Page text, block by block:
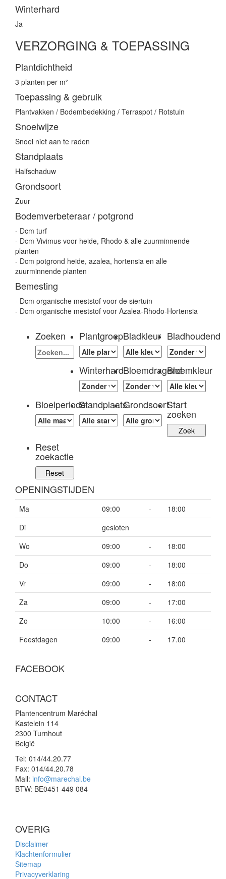
Winterhard
Ja
VERZORGING & TOEPASSING
Plantdichtheid
3 planten per m²
Toepassing & gebruik
Plantvakken / Bodembedekking / Terraspot / Rotstuin
Snoeiwijze
Snoei niet aan te raden
Standplaats
Halfschaduw
Grondsoort
Zuur
Bodemverbeteraar / potgrond
- Dcm turf
- Dcm Vivimus voor heide, Rhodo & alle zuurminnende
planten
- Dcm potgrond heide, azalea, hortensia en alle
zuurminnende planten
Bemesting
- Dcm organische meststof voor de siertuin
- Dcm organische meststof voor Azalea-Rhodo-Hortensia
Zoeken PlantgroepBladkleur Bladhoudend
WinterhardBloemdragendBloemkleur
BloeiperiodeStandplaatsGrondsoortStart
zoeken
Reset
zoekactie
OPENINGSTIJDEN
Ma 09:00 -
18:00
Di
gesloten
Wo
09:00 -
18:00
Do
09:00 -
18:00
Vr
09:00 -
18:00
Za
09:00 -
17:00
Zo
10:00 -
16:00
Feestdagen
09:00 - 17.00
FACEBOOK
CONTACT
Plantencentrum Maréchal
Kastelein 114
2300 Turnhout
België
Tel: 014/44.20.77
Fax: 014/44.20.78
Mail: info@marechal.be
BTW: BE0451 449 084
OVERIG
Disclaimer
Klachtenformulier
Sitemap
Privacyverklaring